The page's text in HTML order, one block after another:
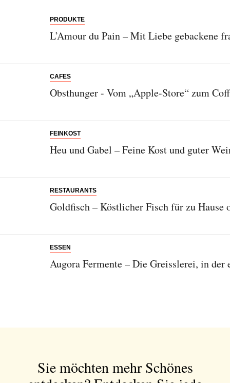
PRODUKTE
L’Amour du Pain – Mit Liebe gebackene
CAFES
Obsthunger - Vom „Apple-Store“ zum
FEINKOST
Heu und Gabel – Feine Kost und guter
RESTAURANTS
Goldfisch – Köstlicher Fisch für zu Hause
ESSEN
Augora Fermente – Die Greisslerei, in der
Sie möchten mehr Schönes